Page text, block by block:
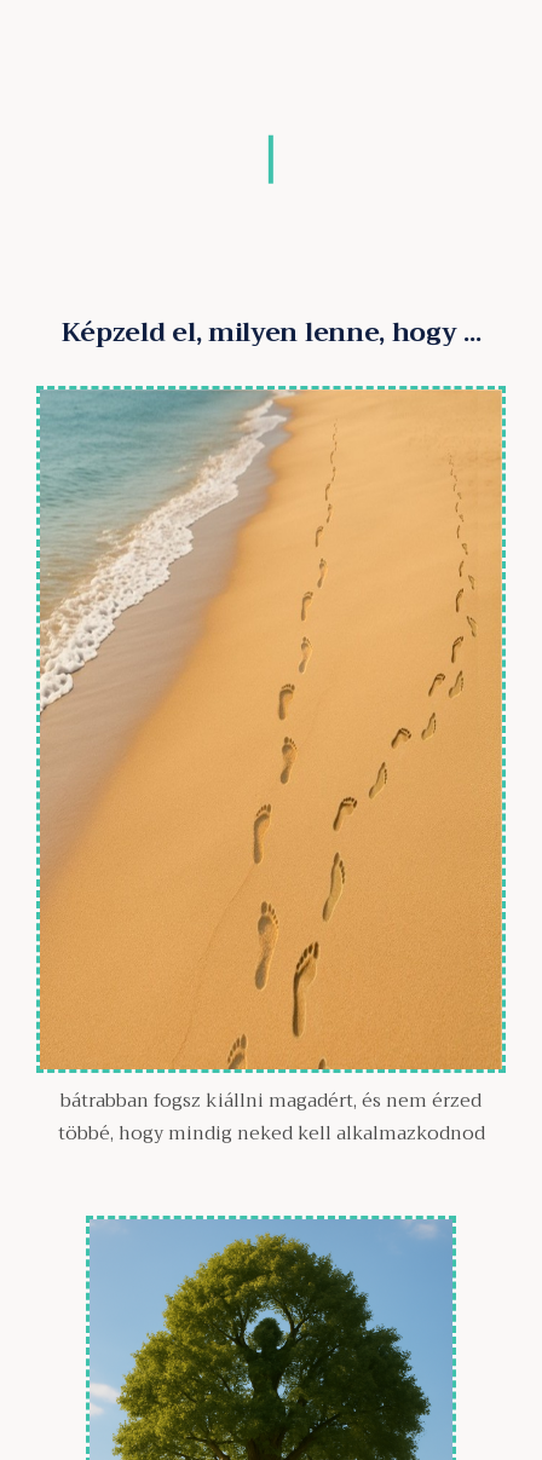
Képzeld el, milyen lenne, hogy ...
bátrabban fogsz kiállni magadért, és nem érzed
többé, hogy mindig neked kell alkalmazkodnod